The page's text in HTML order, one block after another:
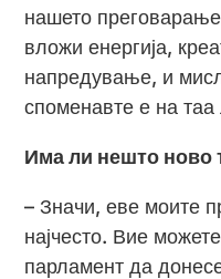
нашето
вложи енергија,
напредување, и
споменавте е на таа
Има ли нешто ново
– Значи, еве моите
најчесто. Вие
парламент да